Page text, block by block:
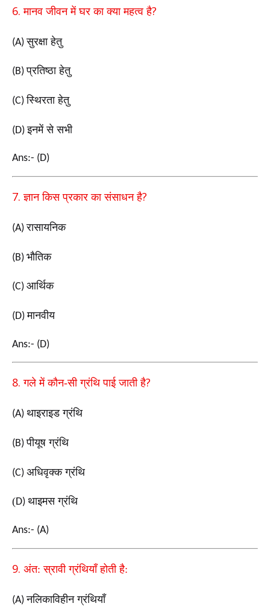
6.मानव जीवन में घर का क्या महत्व है?
(A)सुरक्षा हेतु
(B)प्रतिष्ठा हेतु
(C)स्थिरता हेतु
(D)इनमें से सभी
Ans:- (D)
7.ज्ञान किस प्रकार का संसाधन है?
(A)रासायनिक
(B) भौतिक
(C) आर्थिक
(D)मानवीय
Ans:- (D)
8.गले में कौन-सी ग्रंथि पाई जाती है?
(A) थाइराइड ग्रंथि
(B)पीयूष ग्रंथि
(C) अधिवृक्क ग्रंथि
(D) थाइमस ग्रंथि
Ans:- (A)
9. अंत: स्रावी ग्रंथियाँ होती है:
(A)नलिकाविहीन ग्रंथियाँ